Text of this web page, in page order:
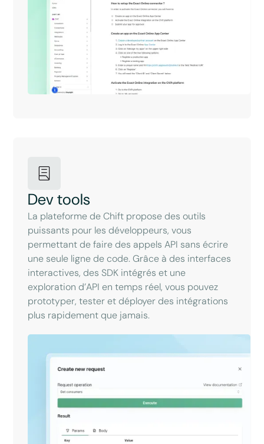
Dev tools
La plateforme de Chift propose des outils
puissants pour les développeurs, vous
permettant de faire des appels API sans écrire
une seule ligne de code. Grâce à des interfaces
interactives, des SDK intégrés et une
exploration d’API en temps réel, vous pouvez
prototyper, tester et déployer des intégrations
plus rapidement que jamais.